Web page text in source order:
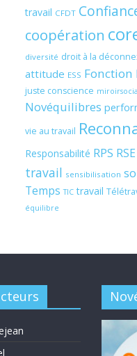
travail CFDT
coopération
diversité droit à la
attitude ESS Fonction
juste conscience
Novéquilibres
vie au travail
Responsabilité RPS RSE
travail sensibilisation
Temps TIC travail
équilibre